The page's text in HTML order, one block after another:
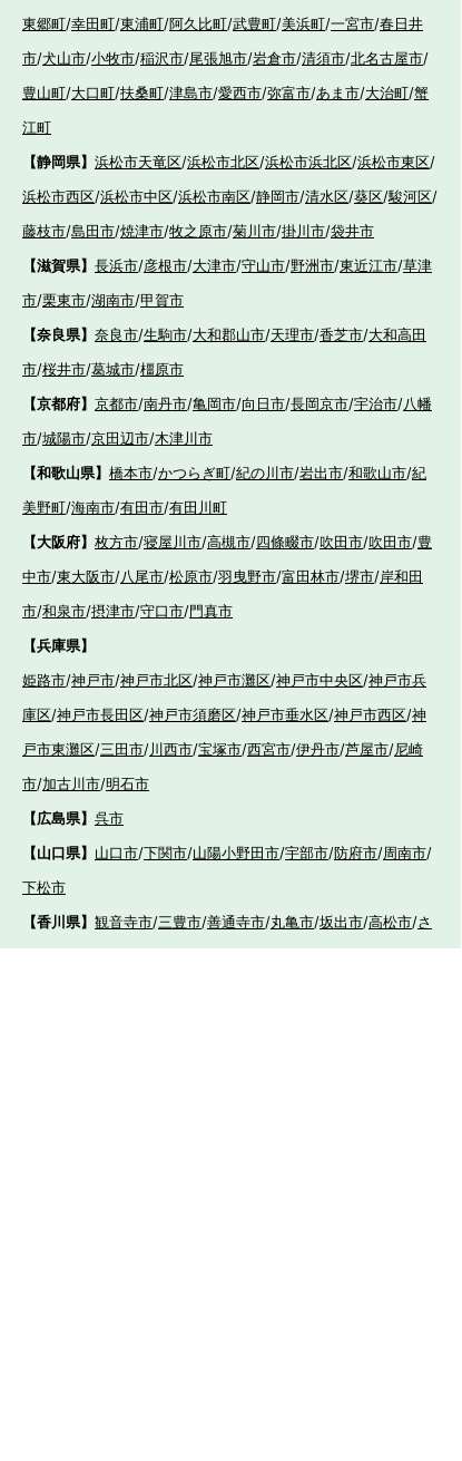
東郷町/幸田町/東浦町/阿久比町/武豊町/美浜町/一宮市/春日井
市/犬山市/小牧市/稲沢市/尾張旭市/岩倉市/清須市/北名古屋市/
豊山町/大口町/扶桑町/津島市/愛西市/弥富市/あま市/大治町/蟹
江町
【静岡県】 浜松市天竜区/浜松市北区/浜松市浜北区/浜松市東区/
浜松市西区/浜松市中区/浜松市南区/静岡市/清水区/葵区/駿河区/
藤枝市/島田市/焼津市/牧之原市/菊川市/掛川市/袋井市
【滋賀県】 長浜市/彦根市/大津市/守山市/野洲市/東近江市/草津
市/栗東市/湖南市/甲賀市
【奈良県】 奈良市/生駒市/大和郡山市/天理市/香芝市/大和高田
市/桜井市/葛城市/橿原市
【京都府】 京都市/南丹市/亀岡市/向日市/長岡京市/宇治市/八幡
市/城陽市/京田辺市/木津川市
【和歌山県】 橋本市/かつらぎ町/紀の川市/岩出市/和歌山市/紀
美野町/海南市/有田市/有田川町
【大阪府】 枚方市/寝屋川市/高槻市/四條畷市/吹田市/吹田市/豊
中市/東大阪市/八尾市/松原市/羽曳野市/富田林市/堺市/岸和田
市/和泉市/摂津市/守口市/門真市
【兵庫県】
姫路市/神戸市/神戸市北区/神戸市灘区/神戸市中央区/神戸市兵
庫区/神戸市長田区/神戸市須磨区/神戸市垂水区/神戸市西区/神
戸市東灘区/三田市/川西市/宝塚市/西宮市/伊丹市/芦屋市/尼崎
市/加古川市/明石市
【広島県】 呉市
【山口県】 山口市/下関市/山陽小野田市/宇部市/防府市/周南市/
下松市
【香川県】 観音寺市/三豊市/善通寺市/丸亀市/坂出市/高松市/さ